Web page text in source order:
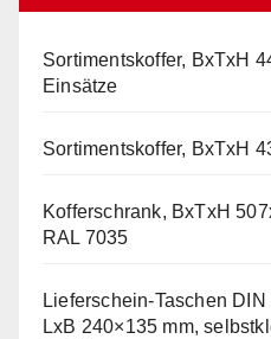
Sortimentskoffer, BxTxH
Einsätze
Sortimentskoffer, BxTxH
Kofferschrank, BxTxH
RAL 7035
Lieferschein-Taschen
LxB 240×135 mm,